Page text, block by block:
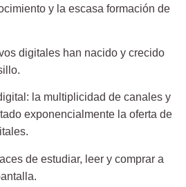
y la escasa formación de
digitales han nacido y crecido
la multiplicidad de canales y
exponencialmente la oferta de
de estudiar, leer y comprar a